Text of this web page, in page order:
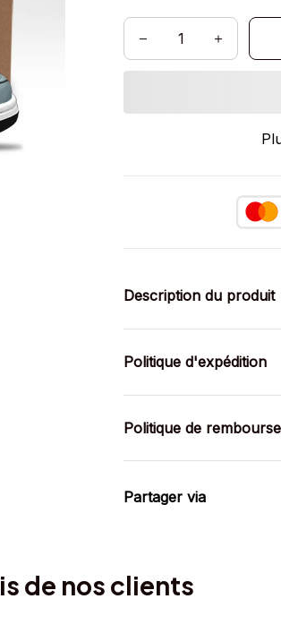
Description du produit
Politique d'expédition
Politique de
Partager via
de nos clients